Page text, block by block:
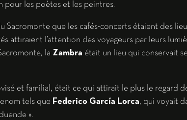
pour les poètes et les peintres.
Sacromonte que les cafés-concerts étaient des
attiraient l’attention des voyageurs par leurs
la Zambra était un lieu qui conservait
et familial, était ce qui attirait le plus le regard
tels que Federico García Lorca, qui voyait
».